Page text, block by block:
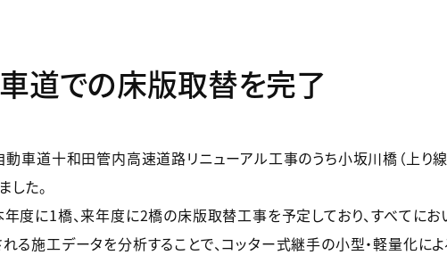
道での床版取替を完了
道十和田管内高速道路リニューアル工事のうち小坂川橋（上り線
た。
度に1橋、来年度に2橋の床版取替工事を予定しており、すべてにお
る施工データを分析することで、コッター式継手の小型・軽量化に